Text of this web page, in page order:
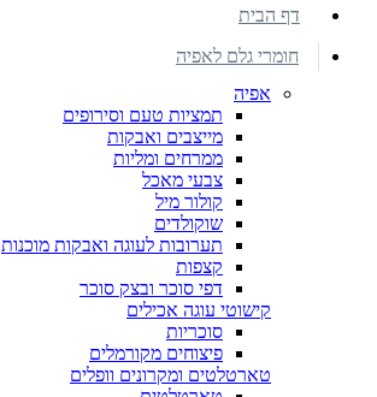
דף הבית
חומרי גלם לאפיה
אפיה
תמציות טעם וסירופים
מייצבים ואבקות
ממרחים ומליות
צבעי מאכל
קולור מיל
שוקולדים
תערובות לעוגה ואבקות מוכנות
קצפות
דפי סוכר ובצק סוכר
קישוטי עוגה אכילים
סוכריות
פיצוחים מקורמלים
טארטלטים ומקרונים וופלים